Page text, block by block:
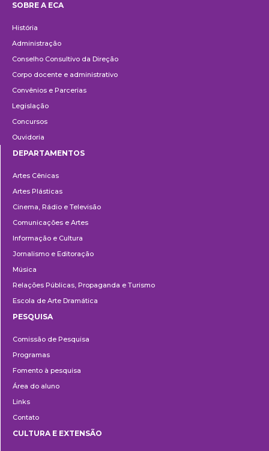
SOBRE A ECA
História
Administração
Conselho Consultivo da Direção
Corpo docente e administrativo
Convênios e Parcerias
Legislação
Concursos
Ouvidoria
DEPARTAMENTOS
Artes Cênicas
Artes Plásticas
Cinema, Rádio e Televisão
Comunicações e Artes
Informação e Cultura
Jornalismo e Editoração
Música
Relações Públicas, Propaganda e Turismo
Escola de Arte Dramática
PESQUISA
Comissão de Pesquisa
Programas
Fomento à pesquisa
Área do aluno
Links
Contato
CULTURA E EXTENSÃO